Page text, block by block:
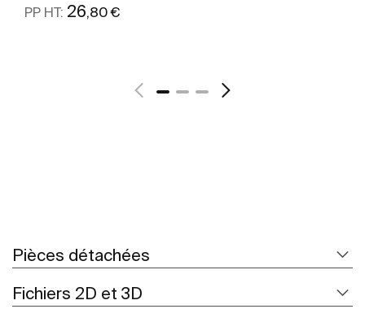
PP HT: 26,80 €
Pièces détachées
Fichiers 2D et 3D